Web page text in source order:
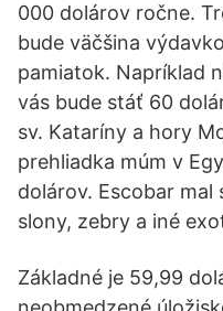
000 dolárov ročne.
bude väčšina
pamiatok. Napríklad
vás bude stáť 60
sv. Kataríny a hory
prehliadka múm v
dolárov. Escobar
slony, zebry a iné
Základné je 59,99